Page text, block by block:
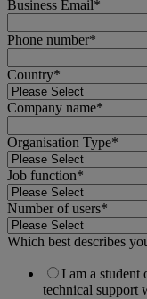
Business Email*
Phone number*
Country*
Company name*
Organisation Type*
Job function*
Number of users*
Which best describes
I am a student
technical support